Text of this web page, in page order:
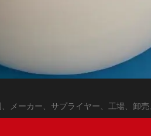
メーカー、サプライヤー、工場、卸